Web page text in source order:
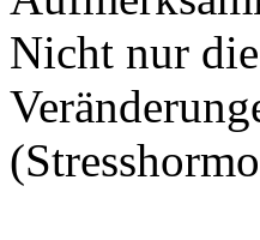
Nicht nur